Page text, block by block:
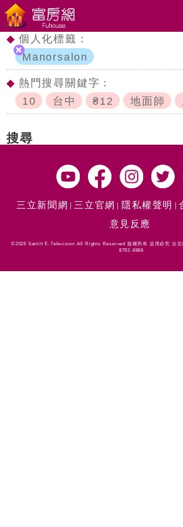
◆ 個人化標籤：
Manorsalon
◆ 熱門搜尋關鍵字：
10
台中 ₴12 地面師
搜尋
三立新聞網 三立官網 隱私權聲明
意見反應
©2026 Sanlih E-Television All Rights Reserved 版權所有 盜用必究 台北
8792-8888